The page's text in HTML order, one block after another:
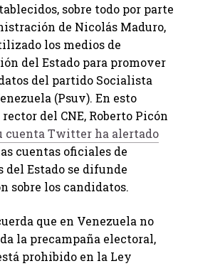
sobre todo por parte
de Nicolás Maduro,
los medios de
del Estado para promover
del partido Socialista
(Psuv). En esto
del CNE, Roberto Picón
cuenta Twitter ha alertado
cuentas oficiales de
del Estado se difunde
sobre los candidatos.
que en Venezuela no
la precampaña electoral,
prohibido en la Ley